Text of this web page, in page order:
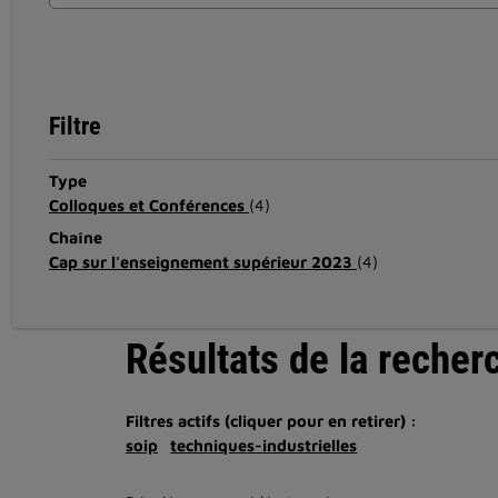
Filtre
Type
Colloques et Conférences (4)
Chaîne
Cap sur l'enseignement supérieur 2023 (4)
Résultats de la
Filtres actifs (cliquer pour en retirer) :
soip
techniques-industrielles